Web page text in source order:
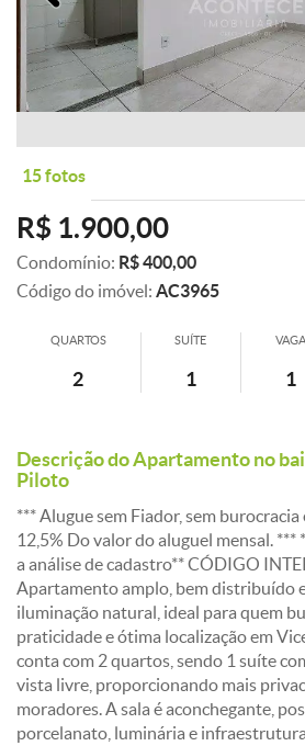
15 fotos
R$ 1.900,00
Condomínio: R$ 400,00
Código do imóvel: AC3965
QUARTOS
2
SUÍTE
1
VAGA
1
Descrição do Apartamento no
Piloto
*** Alugue sem Fiador, sem burocracia
12,5% Do valor do aluguel mensal.
a análise de cadastro** CÓDIGO
Apartamento amplo, bem distribuído
iluminação natural, ideal para quem
praticidade e ótima localização em
conta com 2 quartos, sendo 1 suíte
vista livre, proporcionando mais
moradores. A sala é aconchegante,
porcelanato, luminária e